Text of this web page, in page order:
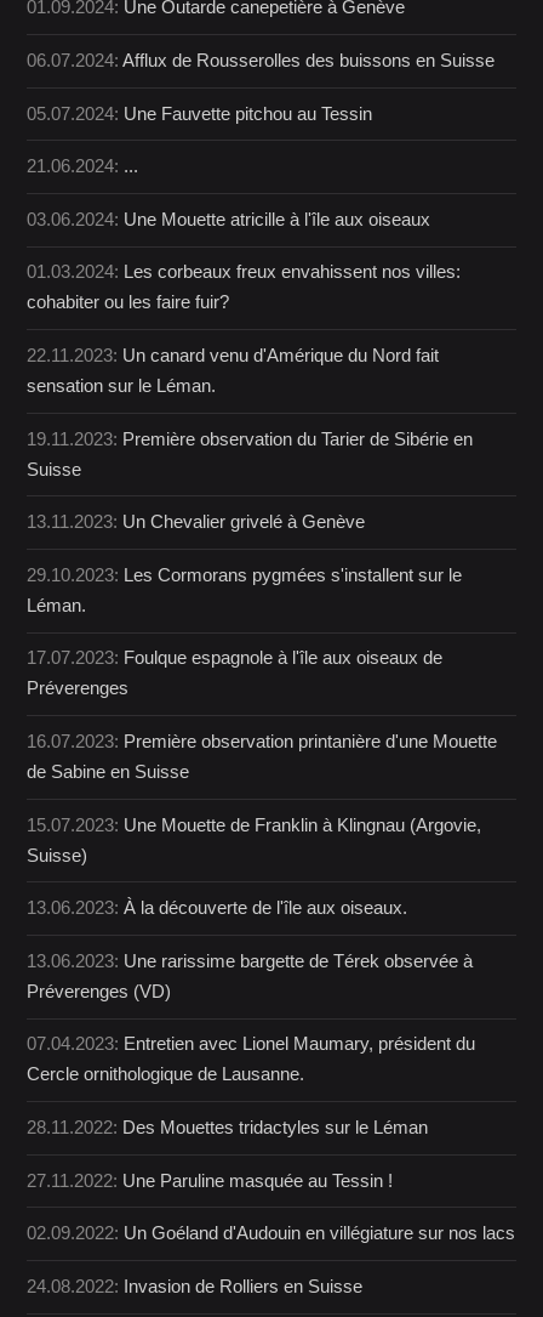
01.09.2024: Une Outarde canepetière à Genève
06.07.2024:Afflux de Rousserolles des buissons en Suisse
05.07.2024: Une Fauvette pitchou au Tessin
21.06.2024: ...
03.06.2024: Une Mouette atricille à l'île aux oiseaux
01.03.2024: Les corbeaux freux envahissent nos villes:
cohabiter ou les faire fuir?
22.11.2023: Un canard venu d'Amérique du Nord fait
sensation sur le Léman.
19.11.2023: Première observation du Tarier de Sibérie en
Suisse
13.11.2023: Un Chevalier grivelé à Genève
29.10.2023: Les Cormorans pygmées s'installent sur le
Léman.
17.07.2023: Foulque espagnole à l'île aux oiseaux de
Préverenges
16.07.2023: Première observation printanière d'une Mouette
de Sabine en Suisse
15.07.2023: Une Mouette de Franklin à Klingnau (Argovie,
Suisse)
13.06.2023:À la découverte de l'île aux oiseaux.
13.06.2023: Une rarissime bargette de Térek observée à
Préverenges (VD)
07.04.2023: Entretien avec Lionel Maumary, président du
Cercle ornithologique de Lausanne.
28.11.2022: Des Mouettes tridactyles sur le Léman
27.11.2022: Une Paruline masquée au Tessin !
02.09.2022: Un Goéland d'Audouin en villégiature sur nos lacs
24.08.2022: Invasion de Rolliers en Suisse